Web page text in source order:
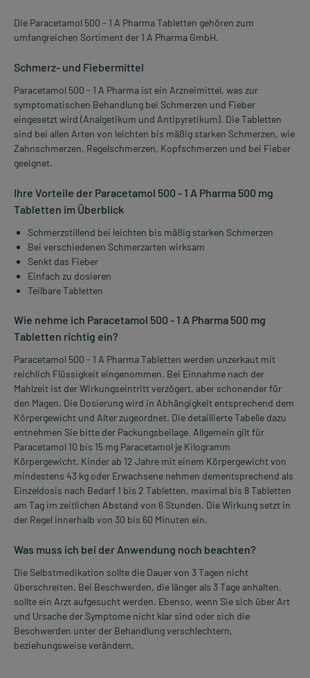
Die Paracetamol 500 - 1 A Pharma Tabletten gehören zum
umfangreichen Sortiment der 1 A Pharma GmbH.
Schmerz- und Fiebermittel
Paracetamol 500 - 1 A Pharma ist ein Arzneimittel, was zur
symptomatischen Behandlung bei Schmerzen und Fieber
eingesetzt wird (Analgetikum und Antipyretikum). Die Tabletten
sind bei allen Arten von leichten bis mäßig starken Schmerzen, wie
Zahnschmerzen, Regelschmerzen, Kopfschmerzen und bei Fieber
geeignet.
Ihre Vorteile der Paracetamol 500 - 1 A Pharma 500 mg
Tabletten im Überblick
Schmerzstillend bei leichten bis mäßig starken Schmerzen
Bei verschiedenen Schmerzarten wirksam
Senkt das Fieber
Einfach zu dosieren
Teilbare Tabletten
Wie nehme ich Paracetamol 500 - 1 A Pharma 500 mg
Tabletten richtig ein?
Paracetamol 500 - 1 A Pharma Tabletten werden unzerkaut mit
reichlich Flüssigkeit eingenommen. Bei Einnahme nach der
Mahlzeit ist der Wirkungseintritt verzögert, aber schonender für
den Magen. Die Dosierung wird in Abhängigkeit entsprechend dem
Körpergewicht und Alter zugeordnet. Die detaillierte Tabelle dazu
entnehmen Sie bitte der Packungsbeilage. Allgemein gilt für
Paracetamol 10 bis 15 mg Paracetamol je Kilogramm
Körpergewicht. Kinder ab 12 Jahre mit einem Körpergewicht von
mindestens 43 kg oder Erwachsene nehmen dementsprechend als
Einzeldosis nach Bedarf 1 bis 2 Tabletten, maximal bis 8 Tabletten
am Tag im zeitlichen Abstand von 6 Stunden. Die Wirkung setzt in
der Regel innerhalb von 30 bis 60 Minuten ein.
Was muss ich bei der Anwendung noch beachten?
Die Selbstmedikation sollte die Dauer von 3 Tagen nicht
überschreiten. Bei Beschwerden, die länger als 3 Tage anhalten,
sollte ein Arzt aufgesucht werden. Ebenso, wenn Sie sich über Art
und Ursache der Symptome nicht klar sind oder sich die
Beschwerden unter der Behandlung verschlechtern,
beziehungsweise verändern.